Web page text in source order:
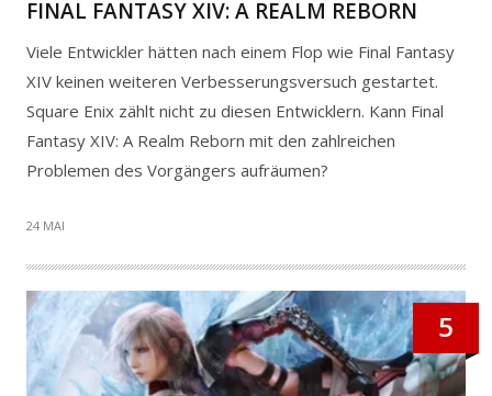
FINAL FANTASY XIV: A REALM REBORN
Viele Entwickler hätten nach einem Flop wie Final Fantasy
XIV keinen weiteren Verbesserungsversuch gestartet.
Square Enix zählt nicht zu diesen Entwicklern. Kann Final
Fantasy XIV: A Realm Reborn mit den zahlreichen
Problemen des Vorgängers aufräumen?
24 MAI
5